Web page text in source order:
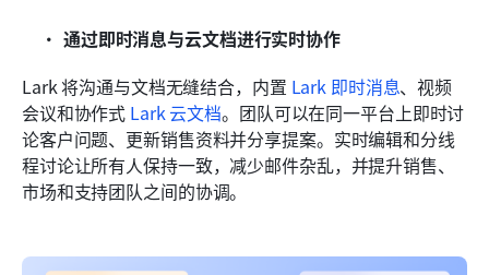
通过即时消息与云文档进行实时协作
Lark 将沟通与文档无缝结合，内置 Lark 即时消息、视频
会议和协作式 Lark 云文档。团队可以在同一平台上即时讨
论客户问题、更新销售资料并分享提案。实时编辑和分线
程讨论让所有人保持一致，减少邮件杂乱，并提升销售、
市场和支持团队之间的协调。